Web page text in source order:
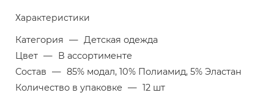
Характеристики
Категория — Детская одежда
Цвет — В ассортименте
Состав — 85% модал, 10% Полиамид, 5% Эластан
Количество в упаковке — 12 шт